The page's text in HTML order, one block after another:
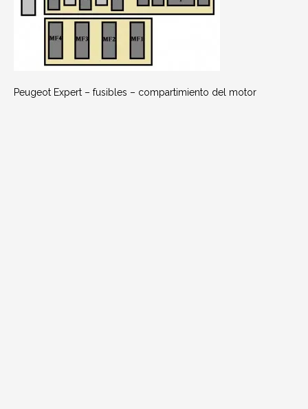
Peugeot Expert – fusibles – compartimiento del motor